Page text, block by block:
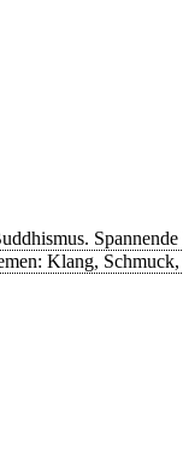
Klang,